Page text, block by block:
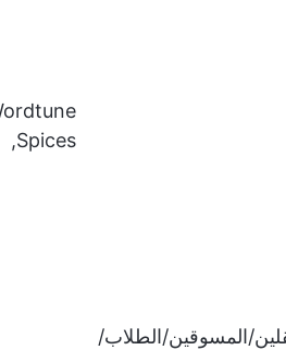
Spices,
المسوقين/الطلاب/